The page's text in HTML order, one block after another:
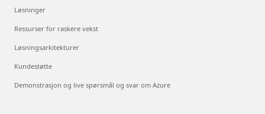
Løsninger
Ressurser for raskere vekst
Løsningsarkitekturer
Kundestøtte
Demonstrasjon og live spørsmål og svar om Azure